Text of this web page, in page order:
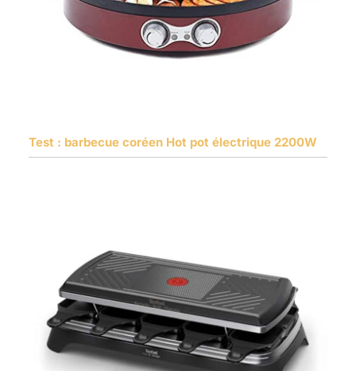
Test : barbecue coréen Hot pot électrique 2200W